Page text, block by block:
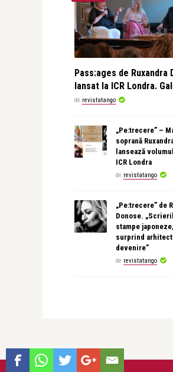
Pass:ages de Ruxandra
lansat la ICR Londra.
de revistatango
„Pe:trecere” –
soprană
lansează
ICR Londra
de revistatango
„Pe:trecere” de
Donose.
stampe
surprind
devenire”
de revistatango